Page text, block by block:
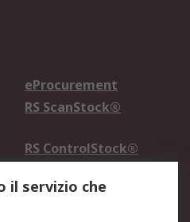
eProcurement
RS ScanStock®
RS ControlStock®
il servizio che